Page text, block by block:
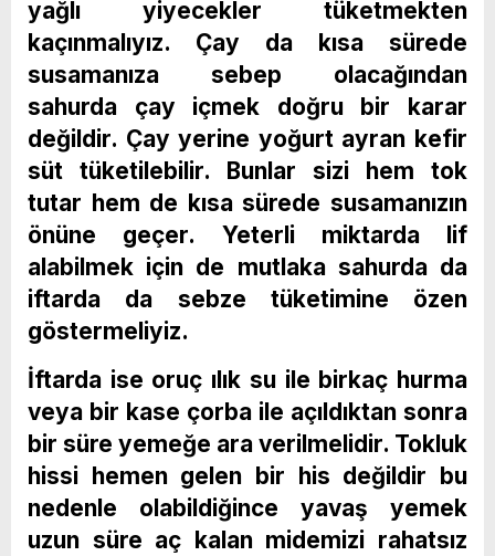
yağlı yiyecekler tüketmekten
kaçınmalıyız. Çay da kısa sürede
susamanıza sebep olacağından
sahurda çay içmek doğru bir karar
değildir. Çay yerine yoğurt ayran kefir
süt tüketilebilir. Bunlar sizi hem tok
tutar hem de kısa sürede susamanızın
önüne geçer. Yeterli miktarda lif
alabilmek için de mutlaka sahurda da
iftarda da sebze tüketimine özen
göstermeliyiz.
İftarda ise oruç ılık su ile birkaç hurma
veya bir kase çorba ile açıldıktan sonra
bir süre yemeğe ara verilmelidir. Tokluk
hissi hemen gelen bir his değildir bu
nedenle olabildiğince yavaş yemek
uzun süre aç kalan midemizi rahatsız